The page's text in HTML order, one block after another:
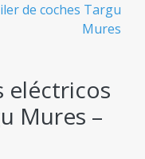
de coches Targu
Mures
eléctricos
Mures –